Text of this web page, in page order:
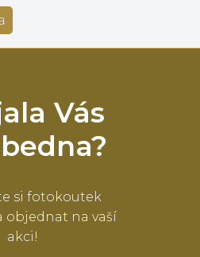
Vás
si fotokoutek
objednat na vaší
akci!